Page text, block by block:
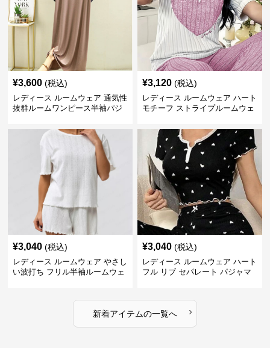
¥3,600 (税込)
レディース ルームウェア 通気性
抜群ルームワンピース半袖パジ
¥3,120 (税込)
レディース ルームウェア ハート
モチーフ ストライプルームウェ
¥3,040 (税込)
レディース ルームウェア やさし
い波打ち フリル半袖ルームウェ
¥3,040 (税込)
レディース ルームウェア ハート
フル リブ セパレート パジャマ
新着アイテムの一覧へ ›